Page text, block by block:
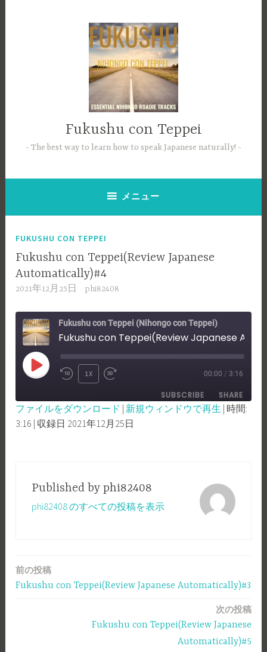
Fukushu con Teppei
The best way to learn how to speak Japanese naturally!
メニュー
FUKUSHU CON TEPPEI
Fukushu con Teppei(Review Japanese
Automatically)#4
2021年12月25日 phi82408
Fukushu con Teppei (Nihongo con Teppei)
PLAY
REWIND
10
SECONDS
1X
FAST
FORWARD
30
00:00 / 3:16
SUBSCRIBE SHARE
SHARE
ファイルをダウンロード | 新規ウィンドウで再生 | 時間:
3:16 | 収録日 2021年12月25日
Published by phi82408
phi82408 のすべての投稿を表示
投
前の投稿
Fukushu con Teppei(Review Japanese Automatically)#3
次の投稿
Fukushu con Teppei(Review Japanese
Automatically)#5